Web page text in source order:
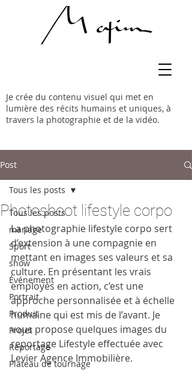
Je crée du contenu visuel qui met en
lumière des récits humains et uniques, à
travers la photographie et de la vidéo.
Post
Tous les posts
mariage
Sport
show
Événement
Portrait
Produit
Projet
Reportage
Plateau de tournage
Tous les posts
Photoshoot lifestyle corpo
La photographie lifestyle corpo sert
d’extension à une compagnie en
mettant en images ses valeurs et sa
culture. En présentant les vrais
employés en action, c’est une
approche personnalisée et à échelle
humaine qui est mis de l’avant. Je
vous propose quelques images du
reportage Lifestyle effectuée avec
Levier Agence Immobilière.